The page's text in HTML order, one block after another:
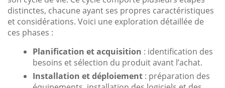
distinctes, chacune ayant ses propres caractéristiques
et considérations. Voici une exploration détaillée de
ces phases :
Planification et acquisition : identification des
besoins et sélection du produit avant l’achat.
Installation et déploiement : préparation des